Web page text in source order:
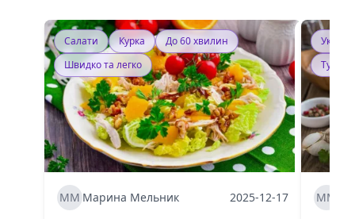
Салати Курка
До 60 хвилин
Швидко та легко
ММ Марина Мельник 2025-12-17 ММ